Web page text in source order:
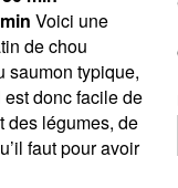
Voici une
de chou
saumon typique,
donc facile de
des légumes, de
faut pour avoir